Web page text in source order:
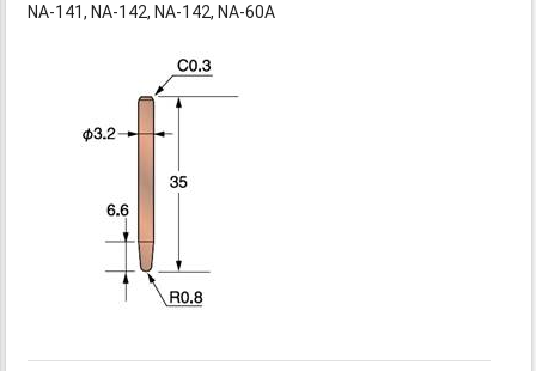
NA-141, NA-142, NA-142, NA-60A